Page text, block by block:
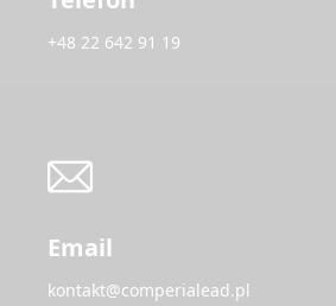
+48 22 642 91 19
Email
kontakt@comperialead.pl